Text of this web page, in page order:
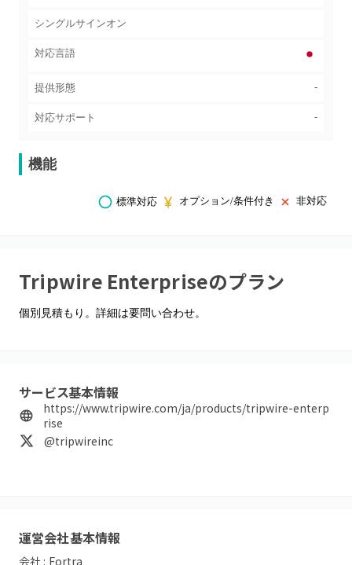
シングルサインオン
対応言語
提供形態 -
対応サポート -
機能
標準対応 オプション/条件付き 非対応
Tripwire Enterpriseのプラン
個別見積もり。詳細は要問い合わせ。
サービス基本情報
https://www.tripwire.com/ja/products/tripwire-enterp
rise
@tripwireinc
運営会社基本情報
会社 : Fortra